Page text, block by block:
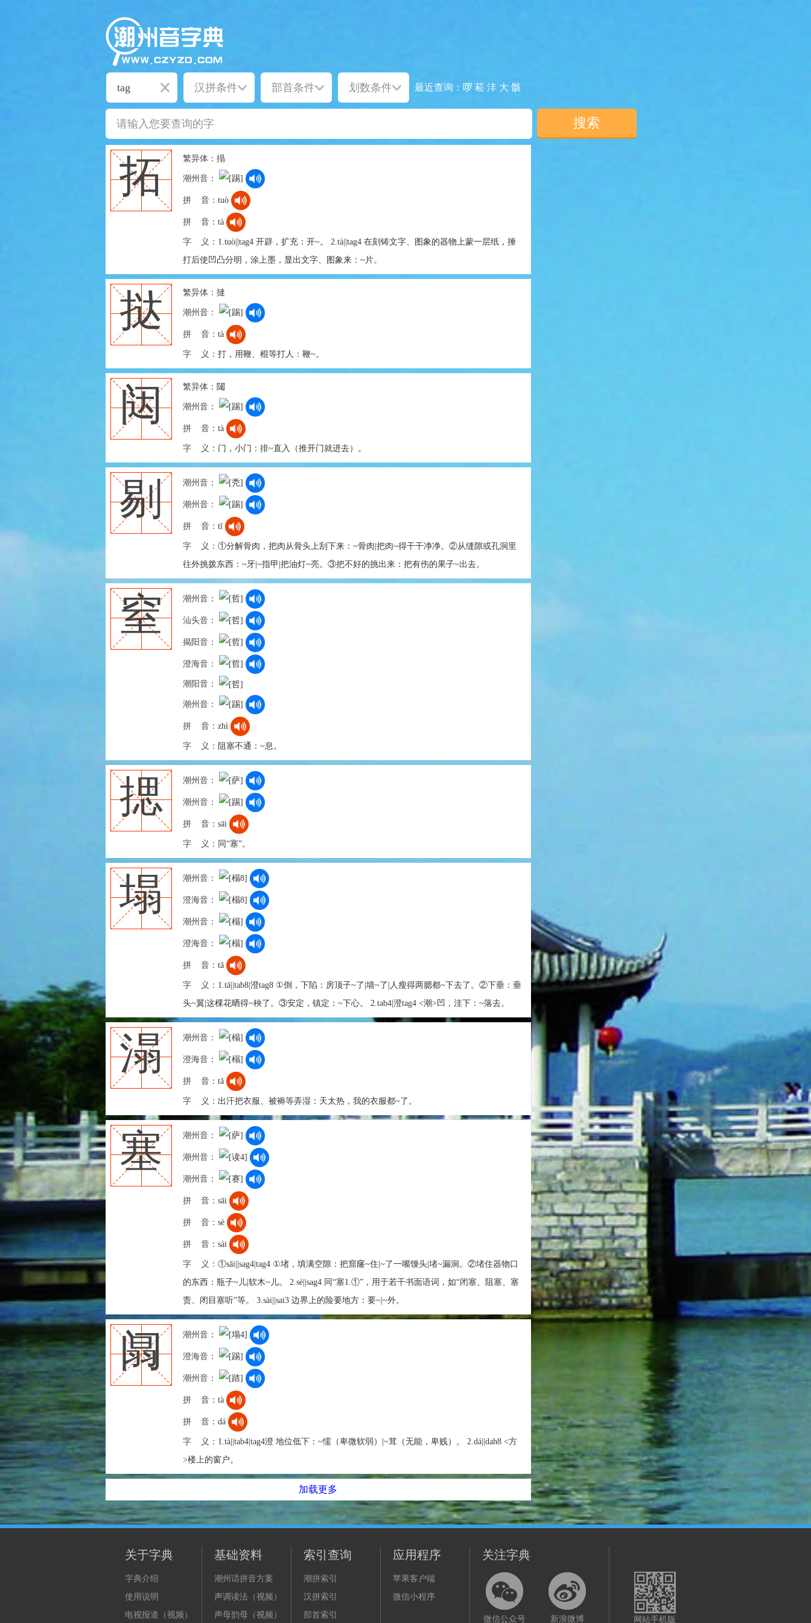
最近查询： 啰 菘 沣 大 骸
拓 繁异体： 搨
潮州音：
拼 音： tuò
拼 音： tà
字 义： 1.tuò||tag4 开辟，扩充：开~。 2.tà||tag4 在刻铸文字、图象的器物上蒙一层纸，捶
打后使凹凸分明，涂上墨，显出文字、图象来：~片。
挞 繁异体： 撻
潮州音：
拼 音： tà
字 义： 打，用鞭、棍等打人：鞭~。
闼 繁异体： 闥
潮州音：
拼 音： tà
字 义： 门，小门：排~直入（推开门就进去）。
剔 潮州音：
潮州音：
拼 音： tī
字 义： ①分解骨肉，把肉从骨头上刮下来：~骨肉|把肉~得干干净净。②从缝隙或孔洞里
往外挑拨东西：~牙|~指甲|把油灯~亮。③把不好的挑出来：把有伤的果子~出去。
窒 潮州音：
汕头音：
揭阳音：
澄海音：
潮阳音：
潮州音：
拼 音： zhì
字 义： 阻塞不通：~息。
揌 潮州音：
潮州音：
拼 音： sāi
字 义： 同“塞”。
塌 潮州音：
澄海音：
潮州音：
澄海音：
拼 音： tā
字 义： 1.tā||tab8|澄tag8 ①倒，下陷：房顶子~了|墙~了|人瘦得两腮都~下去了。②下垂：垂
头~翼|这棵花晒得~秧了。③安定，镇定：~下心。 2.tab4|澄tag4 <潮>凹，洼下：~落去。
溻 潮州音：
澄海音：
拼 音： tā
字 义： 出汗把衣服、被褥等弄湿：天太热，我的衣服都~了。
塞 潮州音：
潮州音：
潮州音：
拼 音： sāi
拼 音： sè
拼 音： sài
字 义： ①sāi||sag4|tag4 ①堵，填满空隙：把窟窿~住|~了一嘴馒头|堵~漏洞。②堵住器物口
的东西：瓶子~儿|软木~儿。 2.sè||sag4 同“塞1.①”，用于若干书面语词，如“闭塞、阻塞、塞
责、闭目塞听”等。 3.sài||sai3 边界上的险要地方：要~|~外。
阘 潮州音：
澄海音：
潮州音：
拼 音： tà
拼 音： dá
字 义： 1.tà||tab4|tag4澄 地位低下：~懦（卑微软弱）|~茸（无能，卑贱）。 2.dá||dah8 <方
>楼上的窗户。
加载更多
关于字典
字典介绍
使用说明
电视报道（视频）
基础资料
潮州话拼音方案
声调读法（视频）
声母韵母（视频）
索引查询
潮拼索引
汉拼索引
部首索引
应用程序
苹果客户端
微信小程序
关注字典
微信公众号 新浪微博 网站手机版